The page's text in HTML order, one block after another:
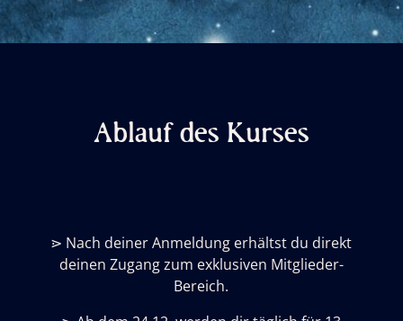
Ablauf des Kurses
⋗ Nach deiner Anmeldung erhältst du direkt
deinen Zugang zum exklusiven Mitglieder-
Bereich.